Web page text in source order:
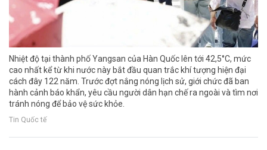
Nhiệt độ tại thành phố Yangsan của Hàn Quốc lên tới 42,5°C, mức
cao nhất kể từ khi nước này bắt đầu quan trắc khí tượng hiện đại
cách đây 122 năm. Trước đợt nắng nóng lịch sử, giới chức đã ban
hành cảnh báo khẩn, yêu cầu người dân hạn chế ra ngoài và tìm nơi
tránh nóng để bảo vệ sức khỏe.
Tin Quốc tế